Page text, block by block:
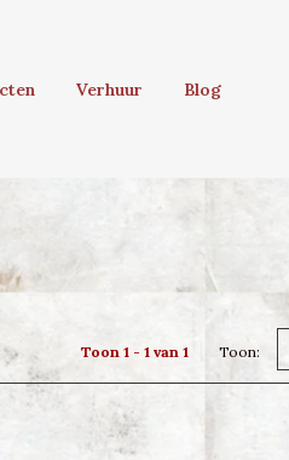
Verhuur
Blog
Toon 1 - 1 van 1 Toon: